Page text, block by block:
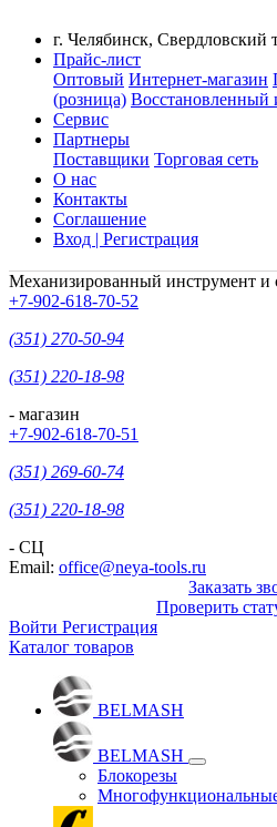
г. Челябинск, Свердловский
Прайс-лист
Оптовый Интернет-магазин
(розница) Восстановленный
Сервис
Партнеры
Поставщики Торговая сеть
О нас
Контакты
Соглашение
Вход | Регистрация
Механизированный инструмент и
+7-902-618-70-52
(351) 270-50-94
(351) 220-18-98
- магазин
+7-902-618-70-51
(351) 269-60-74
(351) 220-18-98
- СЦ
Email: office@neya-tools.ru
Заказать
Проверить
Войти Регистрация
Каталог товаров
BELMASH
BELMASH
Блокорезы